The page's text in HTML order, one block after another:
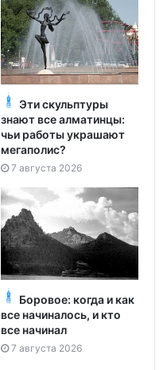
Эти скульптуры
знают все алматинцы:
чьи работы украшают
мегаполис?
7 августа 2026
Боровое: когда и как
все начиналось, и кто
все начинал
7 августа 2026